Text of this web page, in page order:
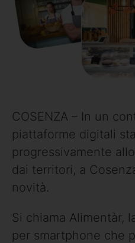
COSENZA – In un
piattaforme digitali
progressivamente
dai territori, a
novità.
Si chiama Alimentàr,
per smartphone che